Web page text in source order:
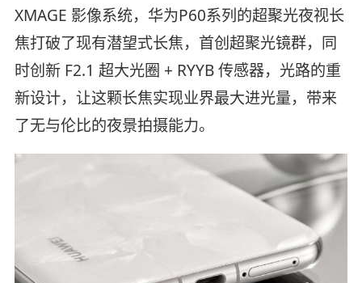
XMAGE 影像系统，华为P60系列的超聚光夜视长
焦打破了现有潜望式长焦，首创超聚光镜群，同
时创新 F2.1 超大光圈 + RYYB 传感器，光路的重
新设计，让这颗长焦实现业界最大进光量，带来
了无与伦比的夜景拍摄能力。